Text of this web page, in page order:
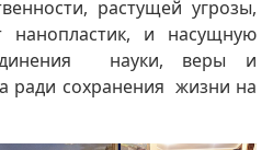
растущей угрозы,
нанопластик, и насущную
науки, веры и
ради сохранения жизни на